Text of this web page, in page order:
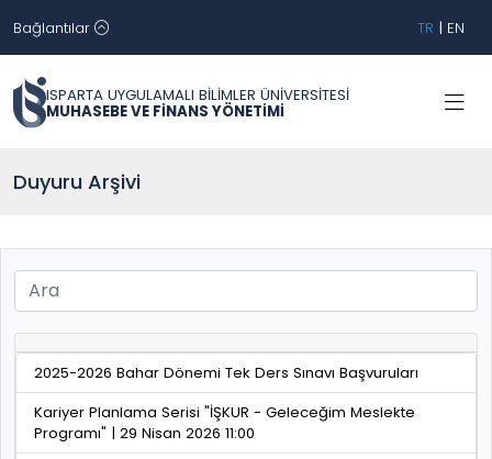
Bağlantılar TR | EN
ISPARTA UYGULAMALI BİLİMLER ÜNİVERSİTESİ
MUHASEBE VE FİNANS YÖNETİMİ
Duyuru Arşivi
2025-2026 Bahar Dönemi Tek Ders Sınavı Başvuruları
Kariyer Planlama Serisi "İŞKUR - Geleceğim Meslekte
Programı" | 29 Nisan 2026 11:00